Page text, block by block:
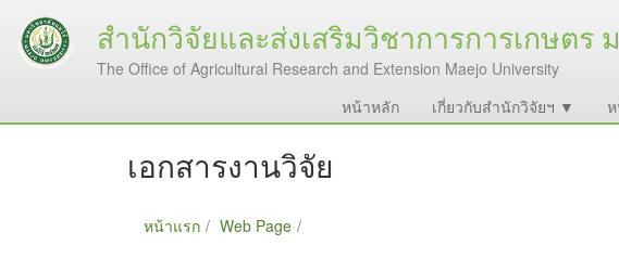
สำนักวิจัยและส่งเสริมวิชาการการเกษตร
The Office of Agricultural Research and Extension Maejo University
หน้าหลัก เกี่ยวกับสำนักวิจัยฯ ▼
เอกสารงานวิจัย
หน้าแรก Web Page